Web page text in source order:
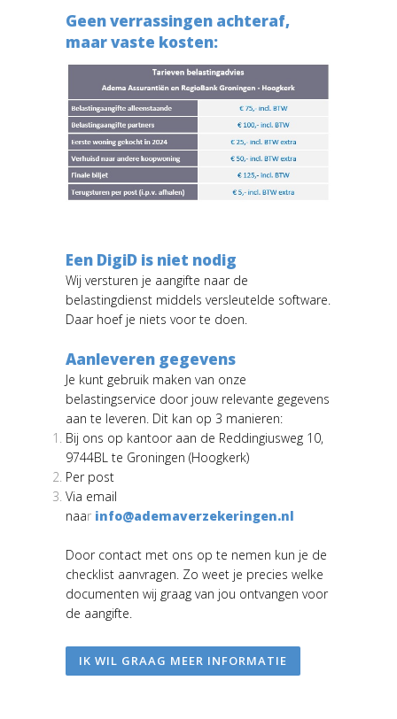
Geen verrassingen achteraf,
maar vaste kosten:
Een DigiD is niet nodig
Wij versturen je aangifte naar de
belastingdienst middels versleutelde software.
Daar hoef je niets voor te doen.
Aanleveren gegevens
Je kunt gebruik maken van onze
belastingservice door jouw relevante gegevens
aan te leveren. Dit kan op 3 manieren:
Bij ons op kantoor aan de Reddingiusweg 10,
9744BL te Groningen (Hoogkerk)
Per post
Via email
naar info@ademaverzekeringen.nl
Door contact met ons op te nemen kun je de
checklist aanvragen. Zo weet je precies welke
documenten wij graag van jou ontvangen voor
de aangifte.
IK WIL GRAAG MEER INFORMATIE